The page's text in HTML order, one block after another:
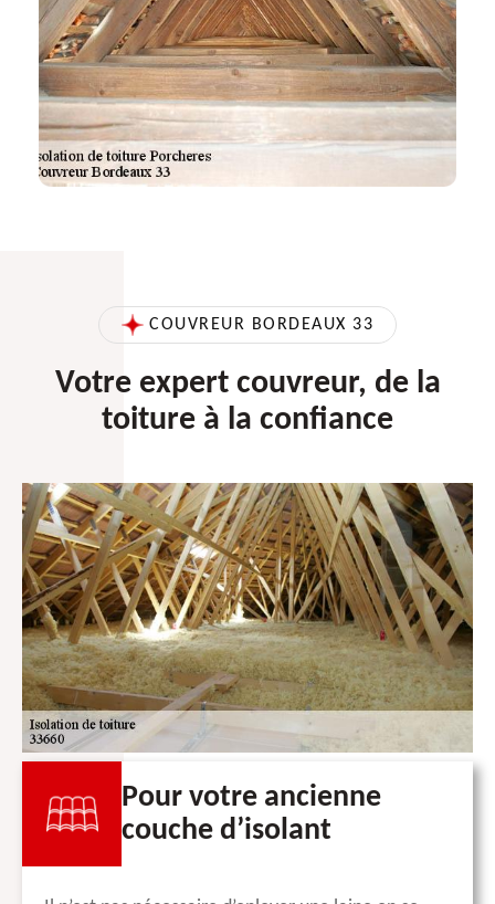
COUVREUR BORDEAUX 33
Votre expert couvreur, de la
toiture à la confiance
Pour votre ancienne
couche d’isolant